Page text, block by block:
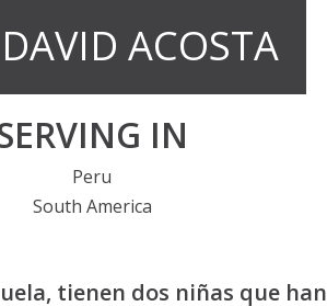
DAVID ACOSTA
IN
Peru
South America
tienen dos niñas que